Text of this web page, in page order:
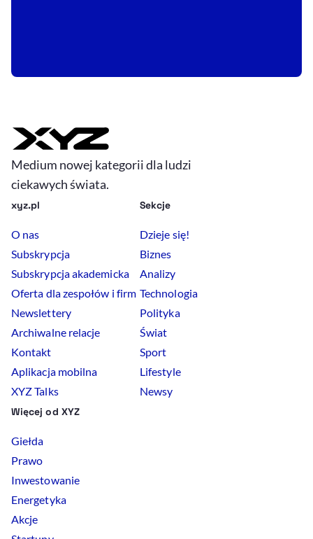
Medium nowej kategorii dla ludzi
ciekawych świata.
xyz.pl
O nas
Subskrypcja
Subskrypcja akademicka
Oferta dla zespołów i firm
Newslettery
Archiwalne relacje
Kontakt
Aplikacja mobilna
XYZ Talks
Sekcje
Dzieje się!
Biznes
Analizy
Technologia
Polityka
Świat
Sport
Lifestyle
Newsy
Więcej od XYZ
Giełda
Prawo
Inwestowanie
Energetyka
Akcje